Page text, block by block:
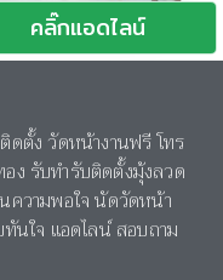
คลิ๊กแอดไลน์
ตั้ง วัดหน้างานฟรี โทร
ง รับทำรับติดตั้งมุ้งลวด
วามพอใจ นัดวัดหน้า
นใจ แอดไลน์ สอบถาม